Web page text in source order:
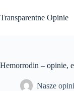
do
treści
Transparentne Opinie
Hemorrodin – opinie,
Nasze